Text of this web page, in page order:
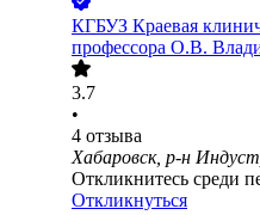
КГБУЗ Краевая
профессора О.В.
3.7
•
4 отзыва
Хабаровск, р-н
Откликнитесь среди
Откликнуться